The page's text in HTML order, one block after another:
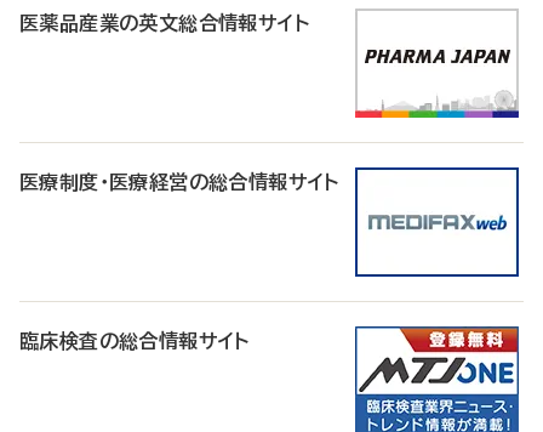
医薬品産業の英文総合情報サイト
医療制度・医療経営の総合情報サイト
臨床検査の総合情報サイト